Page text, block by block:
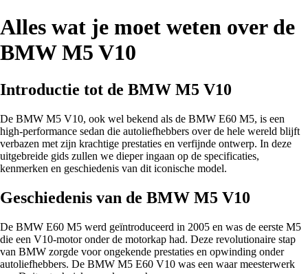
Alles wat je moet weten over de
BMW M5 V10
Introductie tot de BMW M5 V10
De BMW M5 V10, ook wel bekend als de BMW E60 M5, is een
high-performance sedan die autoliefhebbers over de hele wereld blijft
verbazen met zijn krachtige prestaties en verfijnde ontwerp. In deze
uitgebreide gids zullen we dieper ingaan op de specificaties,
kenmerken en geschiedenis van dit iconische model.
Geschiedenis van de BMW M5 V10
De BMW E60 M5 werd geïntroduceerd in 2005 en was de eerste M5
die een V10-motor onder de motorkap had. Deze revolutionaire stap
van BMW zorgde voor ongekende prestaties en opwinding onder
autoliefhebbers. De BMW M5 E60 V10 was een waar meesterwerk